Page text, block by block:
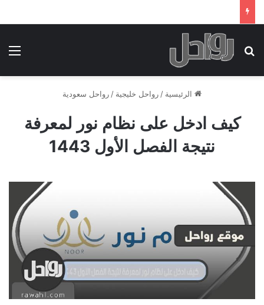
بحث عن
الرئيسية / رواحل خليجية / رواحل سعودية
كيف ادخل على نظام نور لمعرفة
نتيجة الفصل الأول 1443